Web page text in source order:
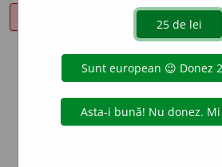
info
Aceste definiții sunt
echipa dexonline.
originale se află pe
Puteți reordona filele